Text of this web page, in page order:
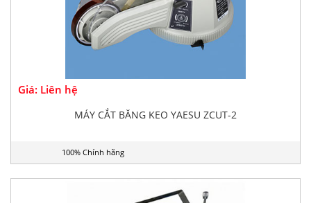
Giá: Liên hệ
MÁY CẮT BĂNG KEO YAESU ZCUT-2
100% Chính hãng